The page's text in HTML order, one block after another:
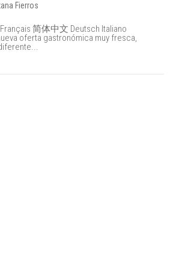
Fierros
简体中文 Deutsch Italiano
oferta gastronómica muy fresca,